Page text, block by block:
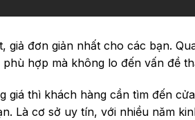
đơn giản nhất cho các bạn.
hợp mà không lo đến vấn đề
thì khách hàng cần tìm đến
Là cơ sở uy tín, với nhiều năm